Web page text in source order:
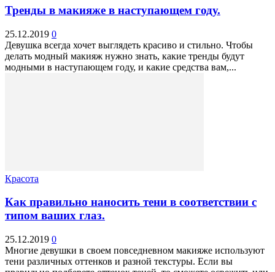
Тренды в макияже в наступающем году.
25.12.2019 0
Девушка всегда хочет выглядеть красиво и стильно. Чтобы
делать модный макияж нужно знать, какие тренды будут
модными в наступающем году, и какие средства вам,...
Красота
Как правильно наносить тени в соответствии с
типом ваших глаз.
25.12.2019 0
Многие девушки в своем повседневном макияже используют
тени различных оттенков и разной текстуры. Если вы